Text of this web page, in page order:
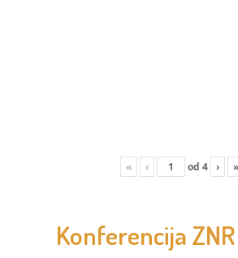
« ‹ od 4 › »
Konferencija